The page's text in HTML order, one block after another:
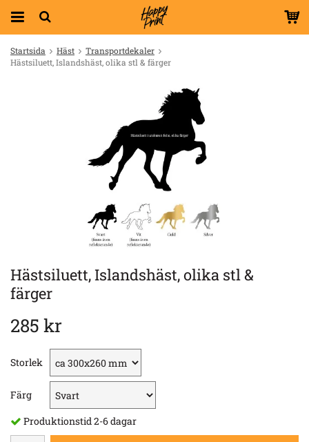
Startsida Häst
Transportdekaler
Hästsiluett, Islandshäst, olika stl & färger
Hästsiluett, Islandshäst, olika stl &
färger
285 kr
Storlek
Färg
Produktionstid 2-6 dagar